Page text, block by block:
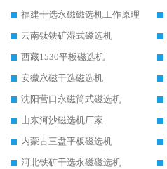
福建干选永磁磁选机工作原理
云南钛铁矿湿式磁选机
西藏1530平板磁选机
安徽永磁干选磁选机
沈阳营口永磁筒式磁选机
山东河沙磁选机厂家
内蒙古三盘平板磁选机
河北铁矿干选永磁磁选机